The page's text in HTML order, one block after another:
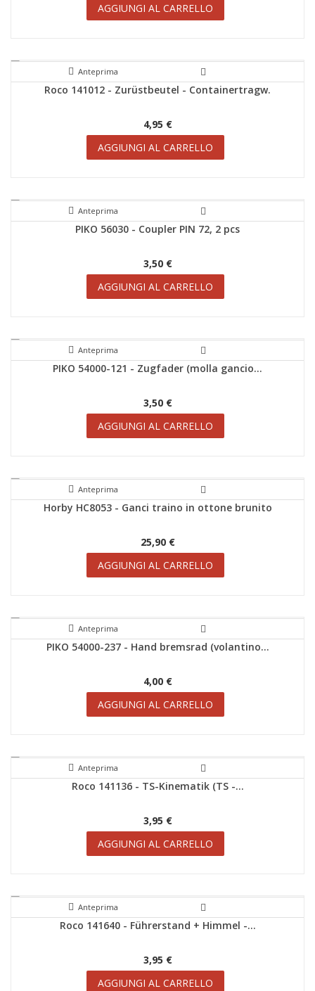
AGGIUNGI AL CARRELLO
Anteprima
Roco 141012 - Zurüstbeutel - Containertragw.
4,95 €
AGGIUNGI AL CARRELLO
Anteprima
PIKO 56030 - Coupler PIN 72, 2 pcs
3,50 €
AGGIUNGI AL CARRELLO
Anteprima
PIKO 54000-121 - Zugfader (molla gancio...
3,50 €
AGGIUNGI AL CARRELLO
Anteprima
Horby HC8053 - Ganci traino in ottone brunito
25,90 €
AGGIUNGI AL CARRELLO
Anteprima
PIKO 54000-237 - Hand bremsrad (volantino...
4,00 €
AGGIUNGI AL CARRELLO
Anteprima
Roco 141136 - TS-Kinematik (TS -...
3,95 €
AGGIUNGI AL CARRELLO
Anteprima
Roco 141640 - Führerstand + Himmel -...
3,95 €
AGGIUNGI AL CARRELLO